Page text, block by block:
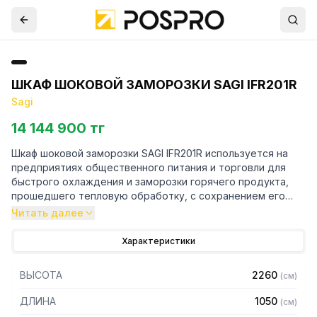
ШКАФ ШОКОВОЙ ЗАМОРОЗКИ SAGI IFR201R
Sagi
14 144 900 тг
Шкаф шоковой заморозки SAGI IFR201R используется на
предприятиях общественного питания и торговли для
быстрого охлаждения и заморозки горячего продукта,
прошедшего тепловую обработку, с сохранением его
первоначальных свойств.
304, полиуретан с высокой плотностью, толщина
изоляции 80
мм (плотность 40 кг/м3)
Читать далее
Характеристики
ВЫСОТА 2260 (см)
ДЛИНА 1050 (см)